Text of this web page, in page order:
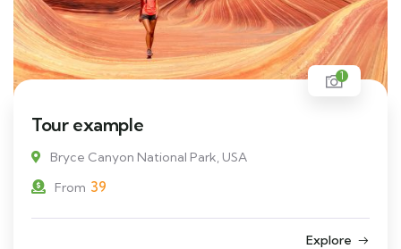
1
Tour example
Bryce Canyon National Park, USA
From 39
Explore